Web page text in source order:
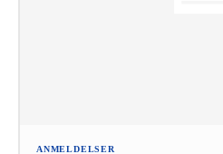
ANMELDELSER